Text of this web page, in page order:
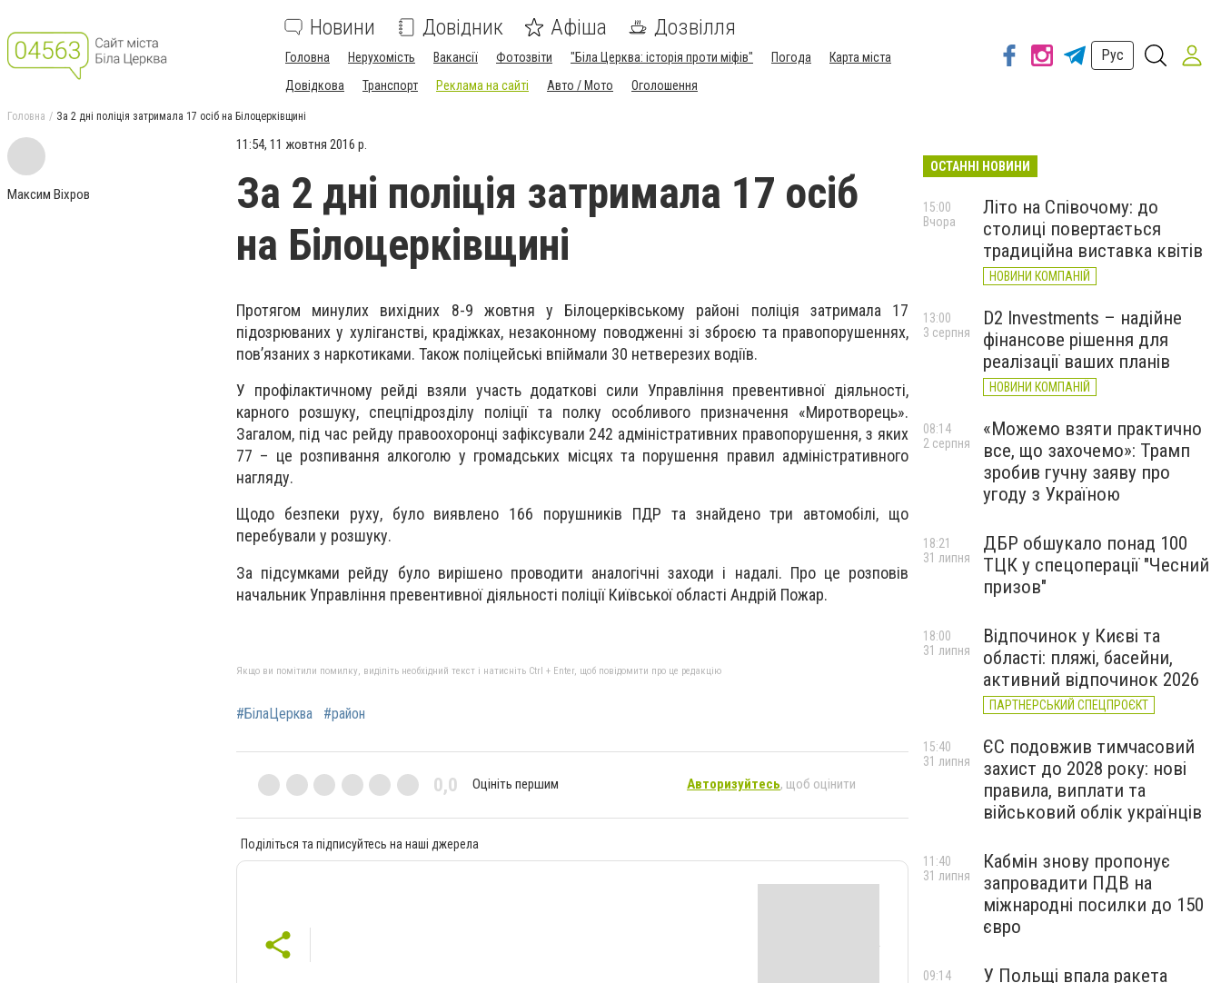
Новини Довідник Афіша Дозвілля
Головна Нерухомість Вакансії Фотозвіти "Біла Церква: історія проти міфів" Погода
Карта міста
Довідкова
Транспорт Реклама на сайті Авто / Мото Оголошення
Рус
Головна За 2 дні поліція затримала 17 осіб на Білоцерківщині
Максим Віхров
11:54, 11 жовтня 2016 р.
За 2 дні поліція затримала 17 осіб
на Білоцерківщині
Протягом минулих вихідних 8-9 жовтня у Білоцерківському районі поліція затримала 17
підозрюваних у хуліганстві, крадіжках, незаконному поводженні зі зброєю та правопорушеннях,
пов’язаних з наркотиками. Також поліцейські впіймали 30 нетверезих водіїв.
У профілактичному рейді взяли участь додаткові сили Управління превентивної діяльності,
карного розшуку, спецпідрозділу поліції та полку особливого призначення «Миротворець».
Загалом, під час рейду правоохоронці зафіксували 242 адміністративних правопорушення, з яких
77 – це розпивання алкоголю у громадських місцях та порушення правил адміністративного
нагляду.
Щодо безпеки руху, було виявлено 166 порушників ПДР та знайдено три автомобілі, що
перебували у розшуку.
За підсумками рейду було вирішено проводити аналогічні заходи і надалі. Про це розповів
начальник Управління превентивної діяльності поліції Київської області Андрій Пожар.
Якщо ви помітили помилку, виділіть необхідний текст і натисніть Ctrl + Enter, щоб повідомити про це редакцію
#БілаЦерква #район
0,0 Оцініть першим Авторизуйтесь, щоб оцінити
Поділіться та підписуйтесь на наші джерела
ОСТАННІ НОВИНИ
Літо на Співочому: до
столиці повертається
традиційна виставка квітів
НОВИНИ КОМПАНІЙ
15:00
Вчора
D2 Investments – надійне
фінансове рішення для
реалізації ваших планів
НОВИНИ КОМПАНІЙ
13:00
3 серпня
«Можемо взяти практично
все, що захочемо»: Трамп
зробив гучну заяву про
угоду з Україною
08:14
2 серпня
ДБР обшукало понад 100
ТЦК у спецоперації "Чесний
призов"
18:21
31 липня
Відпочинок у Києві та
області: пляжі, басейни,
активний відпочинок 2026
ПАРТНЕРСЬКИЙ СПЕЦПРОЄКТ
18:00
31 липня
ЄС подовжив тимчасовий
захист до 2028 року: нові
правила, виплати та
військовий облік українців
15:40
31 липня
Кабмін знову пропонує
запровадити ПДВ на
міжнародні посилки до 150
євро
11:40
31 липня
У Польщі впала ракета
09:14